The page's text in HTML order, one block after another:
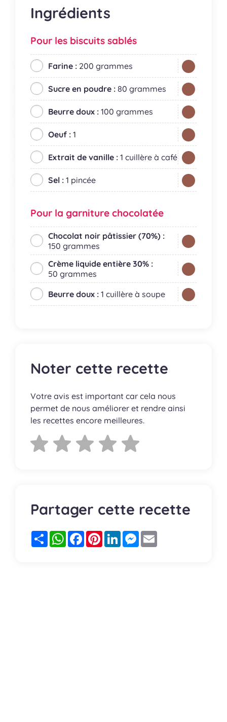
Ingrédients
Pour les biscuits sablés
Farine : 200 grammes
Sucre en poudre : 80 grammes
Beurre doux : 100 grammes
Oeuf : 1
Extrait de vanille : 1 cuillère à café
Sel : 1 pincée
Pour la garniture chocolatée
Chocolat noir pâtissier (70%) :
150 grammes
Crème liquide entière 30% :
50 grammes
Beurre doux : 1 cuillère à soupe
Noter cette recette
Votre avis est important car cela nous
permet de nous améliorer et rendre ainsi
les recettes encore meilleures.
Partager cette recette
PartagerWhatsApp
FacebookPinterestLinkedInMessenger